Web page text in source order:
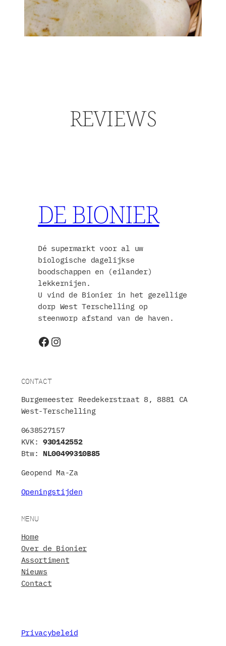
REVIEWS
DE BIONIER
Dé supermarkt voor al uw
biologische dagelijkse
boodschappen en (eilander)
lekkernijen.
U vind de Bionier in het gezellige
dorp West Terschelling op
steenworp afstand van de haven.
Facebook Instagram
CONTACT
Burgemeester Reedekerstraat 8, 8881 CA
West-Terschelling
0638527157
KVK:930142552
Btw: NL00499310B85
Geopend Ma-Za
Openingstijden
MENU
Home
Over de Bionier
Assortiment
Nieuws
Contact
Privacybeleid